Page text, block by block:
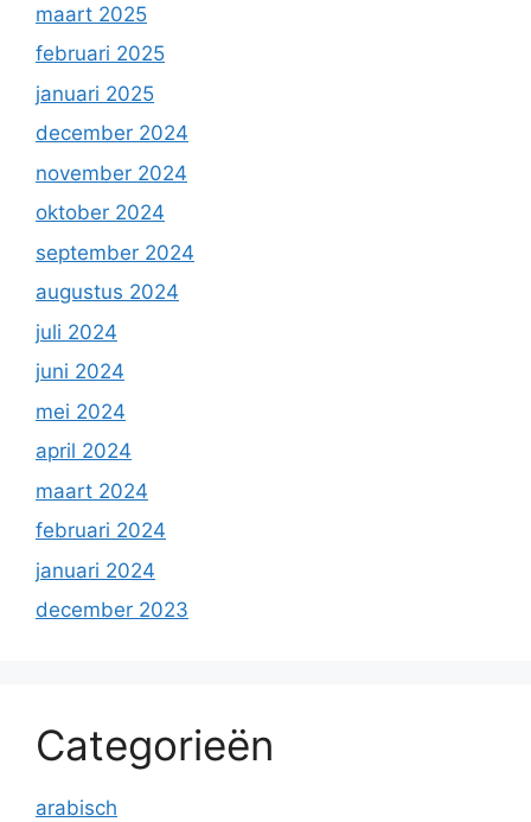
maart 2025
februari 2025
januari 2025
december 2024
november 2024
oktober 2024
september 2024
augustus 2024
juli 2024
juni 2024
mei 2024
april 2024
maart 2024
februari 2024
januari 2024
december 2023
Categorieën
arabisch